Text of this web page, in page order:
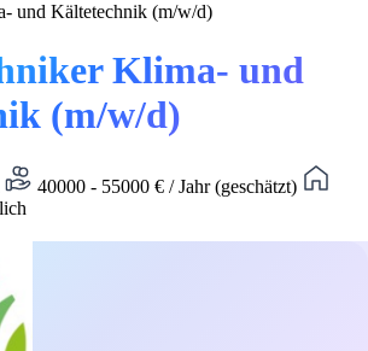
und Kältetechnik (m/w/d)
Klima- und
(m/w/d)
40000 - 55000 € / Jahr (geschätzt)